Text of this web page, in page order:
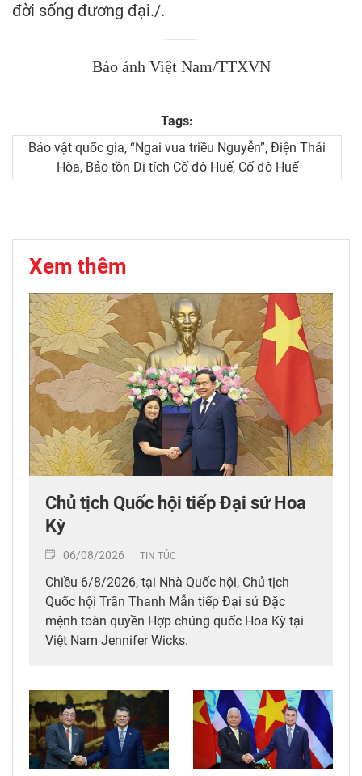
đời sống đương đại./.
Báo ảnh Việt Nam/TTXVN
Tags:
Bảo vật quốc gia, “Ngai vua triều Nguyễn”, Điện Thái
Hòa, Bảo tồn Di tích Cố đô Huế, Cố đô Huế
Xem thêm
Chủ tịch Quốc hội tiếp Đại sứ Hoa
Kỳ
06/08/2026 TIN TỨC
Chiều 6/8/2026, tại Nhà Quốc hội, Chủ tịch
Quốc hội Trần Thanh Mẫn tiếp Đại sứ Đặc
mệnh toàn quyền Hợp chúng quốc Hoa Kỳ tại
Việt Nam Jennifer Wicks.